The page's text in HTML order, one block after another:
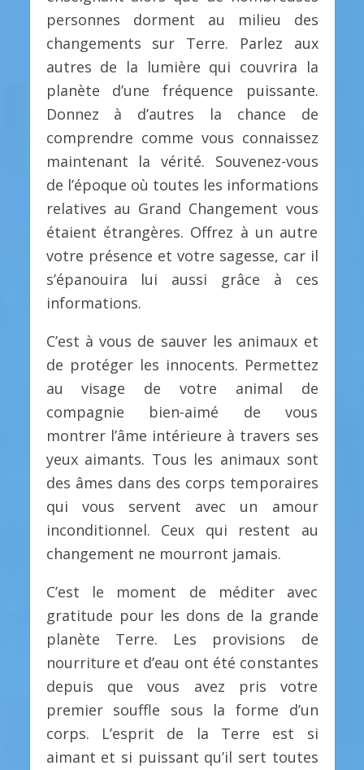
personnes dorment au milieu des
changements sur Terre. Parlez aux
autres de la lumière qui couvrira la
planète d’une fréquence puissante.
Donnez à d’autres la chance de
comprendre comme vous connaissez
maintenant la vérité. Souvenez-vous
de l’époque où toutes les informations
relatives au Grand Changement vous
étaient étrangères. Offrez à un autre
votre présence et votre sagesse, car il
s’épanouira lui aussi grâce à ces
informations.
C’est à vous de sauver les animaux et
de protéger les innocents. Permettez
au visage de votre animal de
compagnie bien-aimé de vous
montrer l’âme intérieure à travers ses
yeux aimants. Tous les animaux sont
des âmes dans des corps temporaires
qui vous servent avec un amour
inconditionnel. Ceux qui restent au
changement ne mourront jamais.
C’est le moment de méditer avec
gratitude pour les dons de la grande
planète Terre. Les provisions de
nourriture et d’eau ont été constantes
depuis que vous avez pris votre
premier souffle sous la forme d’un
corps. L’esprit de la Terre est si
aimant et si puissant qu’il sert toutes